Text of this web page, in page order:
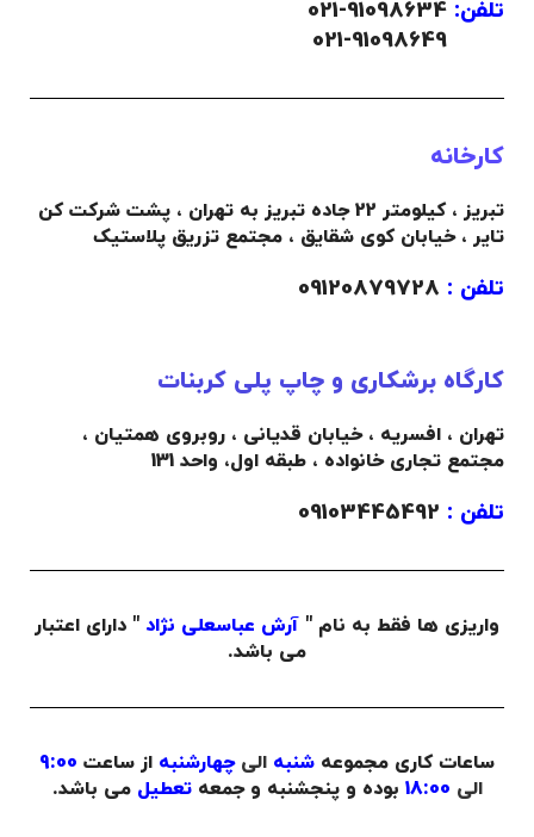
تلفن:
کارخانه
تبریز ، کیلومتر 22 جاده تبریز به تهران ، پشت شرکت کن
تایر ، خیابان کوی شقایق ، مجتمع تزریق پلاستیک
تلفن :
کارگاه برشکاری و چاپ پلی کربنات
تهران ، افسریه ، خیابان قدیانی ، روبروی همتیان ،
مجتمع تجاری خانواده ، طبقه اول، واحد 131
تلفن :
واریزی ها فقط به نام " آرش عباسعلی نژاد " دارای اعتبار
می باشد.
ساعات کاری مجموعه شنبه الی چهارشنبه از ساعت 9:00
الی
بوده و پنجشنبه و جمعهتعطیل می باشد.